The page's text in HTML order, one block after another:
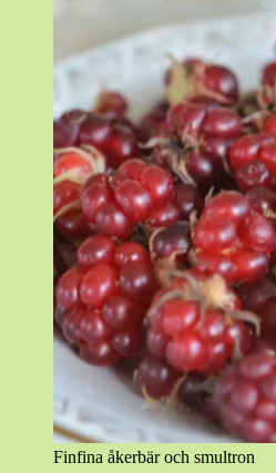
Finfina åkerbär och smultron